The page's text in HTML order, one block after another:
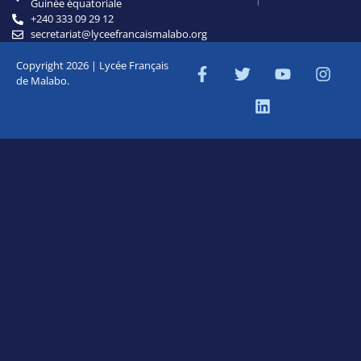
Guinée équatoriale
+240 333 09 29 12
secretariat@lyceefrancaismalabo.org
Copyright 2026 | Lycée Français
de Malabo.